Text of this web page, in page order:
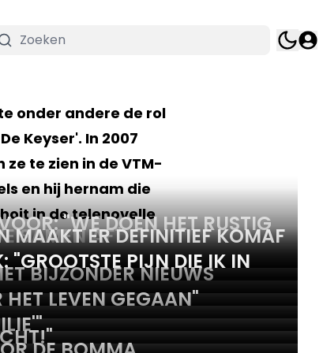
onder andere de rol
Keyser'. In 2007
te zien in de VTM-
en hij hernam die
in de telenovelle
SAMEN AF"
"WE DOEN HET RUSTIG
MAAKT ER DEFINITIEF KOMAF
BIJZONDER NIEUWS
"GROOTSTE PIJN DIE IK IN
LEVEN GEGAAN"